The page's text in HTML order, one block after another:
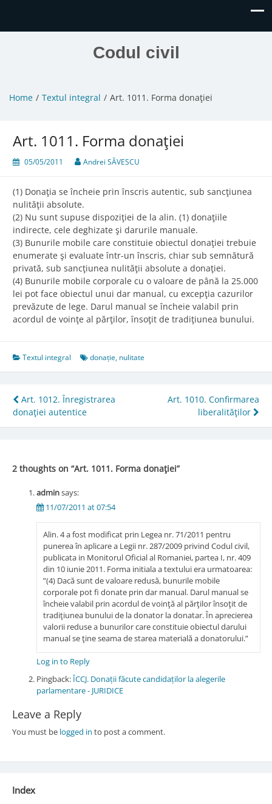
Codul civil
Home Textul integral Art. 1011. Forma donaţiei
Art. 1011. Forma donaţiei
05/05/2011 Andrei SĂVESCU
(1) Donaţia se încheie prin înscris autentic, sub sancţiunea
nulităţii absolute.
(2) Nu sunt supuse dispoziţiei de la alin. (1) donaţiile
indirecte, cele deghizate şi darurile manuale.
(3) Bunurile mobile care constituie obiectul donaţiei trebuie
enumerate şi evaluate într-un înscris, chiar sub semnătură
privată, sub sancţiunea nulităţii absolute a donaţiei.
(4) Bunurile mobile corporale cu o valoare de până la 25.000
lei pot face obiectul unui dar manual, cu excepţia cazurilor
prevăzute de lege. Darul manual se încheie valabil prin
acordul de voinţe al părţilor, însoţit de tradiţiunea bunului.
Textul integral donație, nulitate
Post
navigation
Art. 1012. Înregistrarea
donaţiei autentice
Art. 1010. Confirmarea
liberalităţilor
2 thoughts on “Art. 1011. Forma donaţiei”
adminsays:
11/07/2011 at 07:54
Alin. 4 a fost modificat prin Legea nr. 71/2011 pentru
punerea în aplicare a Legii nr. 287/2009 privind Codul civil,
publicata in Monitorul Oficial al Romaniei, partea I, nr. 409
din 10 iunie 2011. Forma initiala a textului era urmatoarea:
”(4) Dacă sunt de valoare redusă, bunurile mobile
corporale pot fi donate prin dar manual. Darul manual se
încheie valabil prin acordul de voinţă al părţilor însoţit de
tradiţiunea bunului de la donator la donatar. În aprecierea
valorii reduse a bunurilor care constituie obiectul darului
manual se ţine seama de starea materială a donatorului.”
Log in to Reply
Pingback:ÎCCJ. Donații făcute candidaților la alegerile
parlamentare - JURIDICE
Leave a Reply
You must be logged in to post a comment.
Index